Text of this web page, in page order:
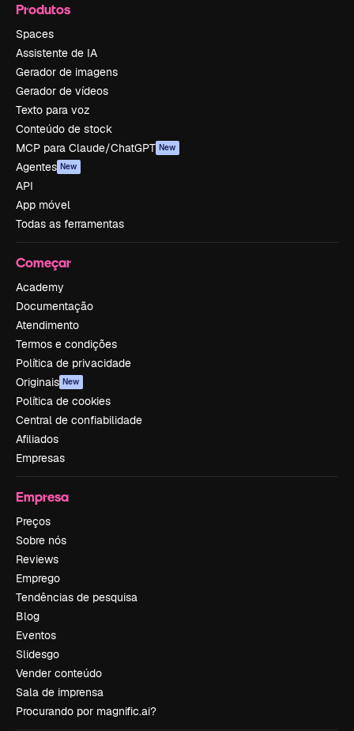
Produtos
Spaces
Assistente de IA
Gerador de imagens
Gerador de vídeos
Texto para voz
Conteúdo de stock
MCP para Claude/ChatGPT New
Agentes New
API
App móvel
Todas as ferramentas
Começar
Academy
Documentação
Atendimento
Termos e condições
Política de privacidade
Originais New
Política de cookies
Central de confiabilidade
Afiliados
Empresas
Empresa
Preços
Sobre nós
Reviews
Emprego
Tendências de pesquisa
Blog
Eventos
Slidesgo
Vender conteúdo
Sala de imprensa
Procurando por magnific.ai?